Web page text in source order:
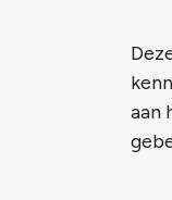
aan